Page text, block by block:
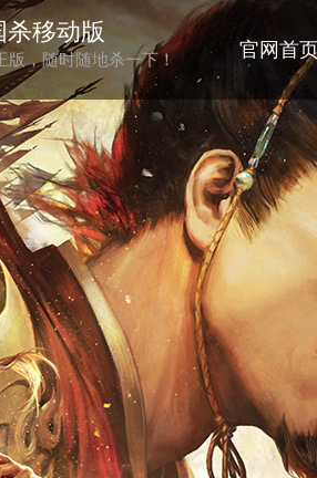
杀移动版
版，随时随地杀一下！ 官网首